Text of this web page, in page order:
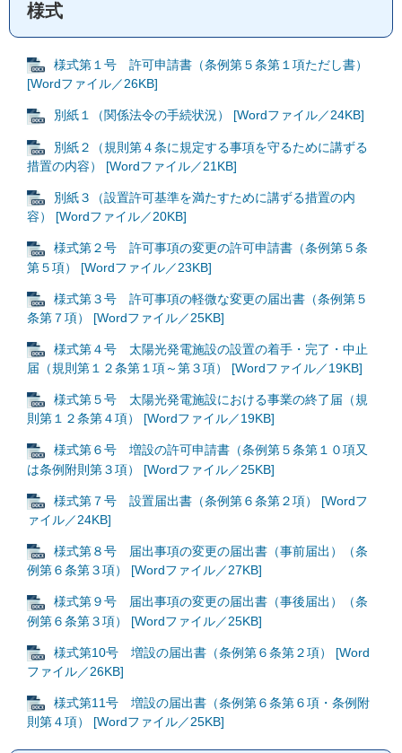
様式
様式第１号 許可申請書（条例第５条第１項ただし書）
[Wordファイル／26KB]
別紙１（関係法令の手続状況） [Wordファイル／24KB]
別紙２（規則第４条に規定する事項を守るために講ずる
措置の内容） [Wordファイル／21KB]
別紙３（設置許可基準を満たすために講ずる措置の内
容） [Wordファイル／20KB]
様式第２号 許可事項の変更の許可申請書（条例第５条
第５項） [Wordファイル／23KB]
様式第３号 許可事項の軽微な変更の届出書（条例第５
条第７項） [Wordファイル／25KB]
様式第４号 太陽光発電施設の設置の着手・完了・中止
届（規則第１２条第１項～第３項） [Wordファイル／19KB]
様式第５号 太陽光発電施設における事業の終了届（規
則第１２条第４項） [Wordファイル／19KB]
様式第６号 増設の許可申請書（条例第５条第１０項又
は条例附則第３項） [Wordファイル／25KB]
様式第７号 設置届出書（条例第６条第２項） [Wordフ
ァイル／24KB]
様式第８号 届出事項の変更の届出書（事前届出）（条
例第６条第３項） [Wordファイル／27KB]
様式第９号 届出事項の変更の届出書（事後届出）（条
例第６条第３項） [Wordファイル／25KB]
様式第10号 増設の届出書（条例第６条第２項） [Word
ファイル／26KB]
様式第11号 増設の届出書（条例第６条第６項・条例附
則第４項） [Wordファイル／25KB]